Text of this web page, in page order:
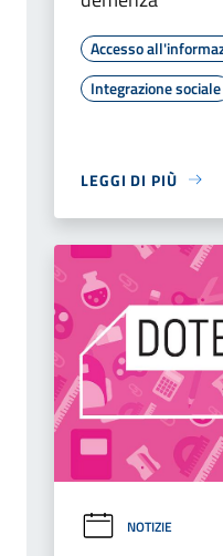
Accesso
Integrazione sociale
LEGGI DI PIÙ
NOTIZIE